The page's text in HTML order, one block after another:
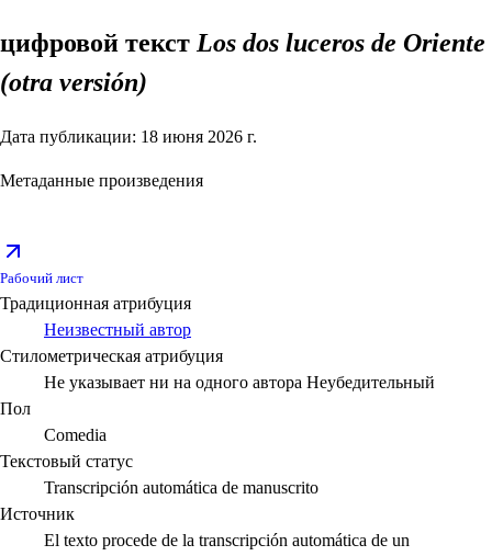
цифровой текст Los dos luceros de Oriente
(otra versión)
Дата публикации: 18 июня 2026 г.
Метаданные произведения
Рабочий лист
Традиционная атрибуция
Неизвестный автор
Стилометрическая атрибуция
Не указывает ни на одного автора Неубедительный
Пол
Comedia
Текстовый статус
Transcripción automática de manuscrito
Источник
El texto procede de la transcripción automática de un